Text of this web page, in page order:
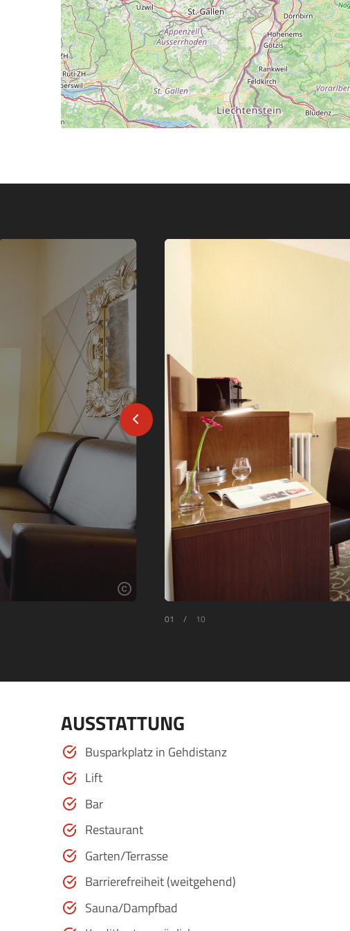
01 / 10
AUSSTATTUNG
Busparkplatz in Gehdistanz
Lift
Bar
Restaurant
Garten/Terrasse
Barrierefreiheit (weitgehend)
Sauna/Dampfbad